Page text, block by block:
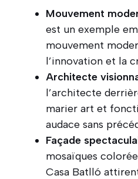
Mouvement
est un exemple
mouvement
l’innovation et la
Architecte
l’architecte
marier art et
audace sans
Façade
mosaïques
Casa Batlló